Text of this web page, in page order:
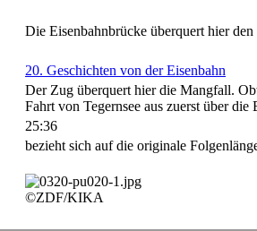
Die Eisenbahnbrücke überquert hier
20. Geschichten von der Eisenbahn
Der Zug überquert hier die Mangfall.
Fahrt von Tegernsee aus zuerst über
25:36
bezieht sich auf die originale
©ZDF/KIKA